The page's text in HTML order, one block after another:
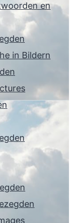
en
in Bildern